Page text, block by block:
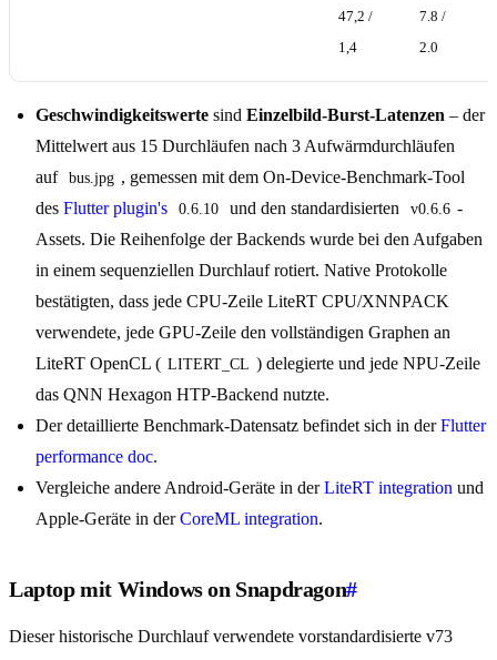
47,2 /
1,4
7.8 /
2.0
Geschwindigkeitswerte sind Einzelbild-Burst-Latenzen – der
Mittelwert aus 15 Durchläufen nach 3 Aufwärmdurchläufen
auf bus.jpg , gemessen mit dem On-Device-Benchmark-Tool
des Flutter plugin's 0.6.10 und den standardisierten v0.6.6 -
Assets. Die Reihenfolge der Backends wurde bei den Aufgaben
in einem sequenziellen Durchlauf rotiert. Native Protokolle
bestätigten, dass jede CPU-Zeile LiteRT CPU/XNNPACK
verwendete, jede GPU-Zeile den vollständigen Graphen an
LiteRT OpenCL ( LITERT_CL ) delegierte und jede NPU-Zeile
das QNN Hexagon HTP-Backend nutzte.
Der detaillierte Benchmark-Datensatz befindet sich in derFlutter
performance doc.
Vergleiche andere Android-Geräte in derLiteRT integration und
Apple-Geräte in derCoreML integration.
Laptop mit Windows on Snapdragon#
Dieser historische Durchlauf verwendete vorstandardisierte v73